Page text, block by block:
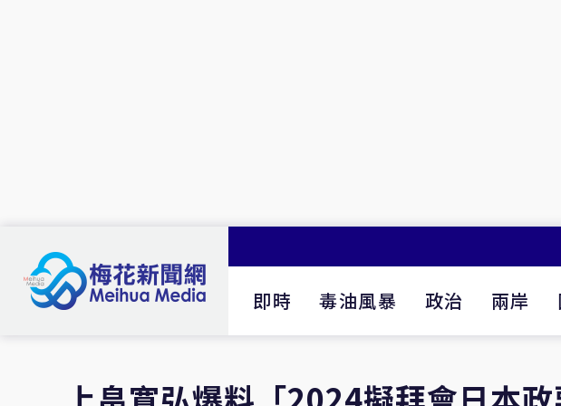
即時 毒油風暴 政治 兩岸